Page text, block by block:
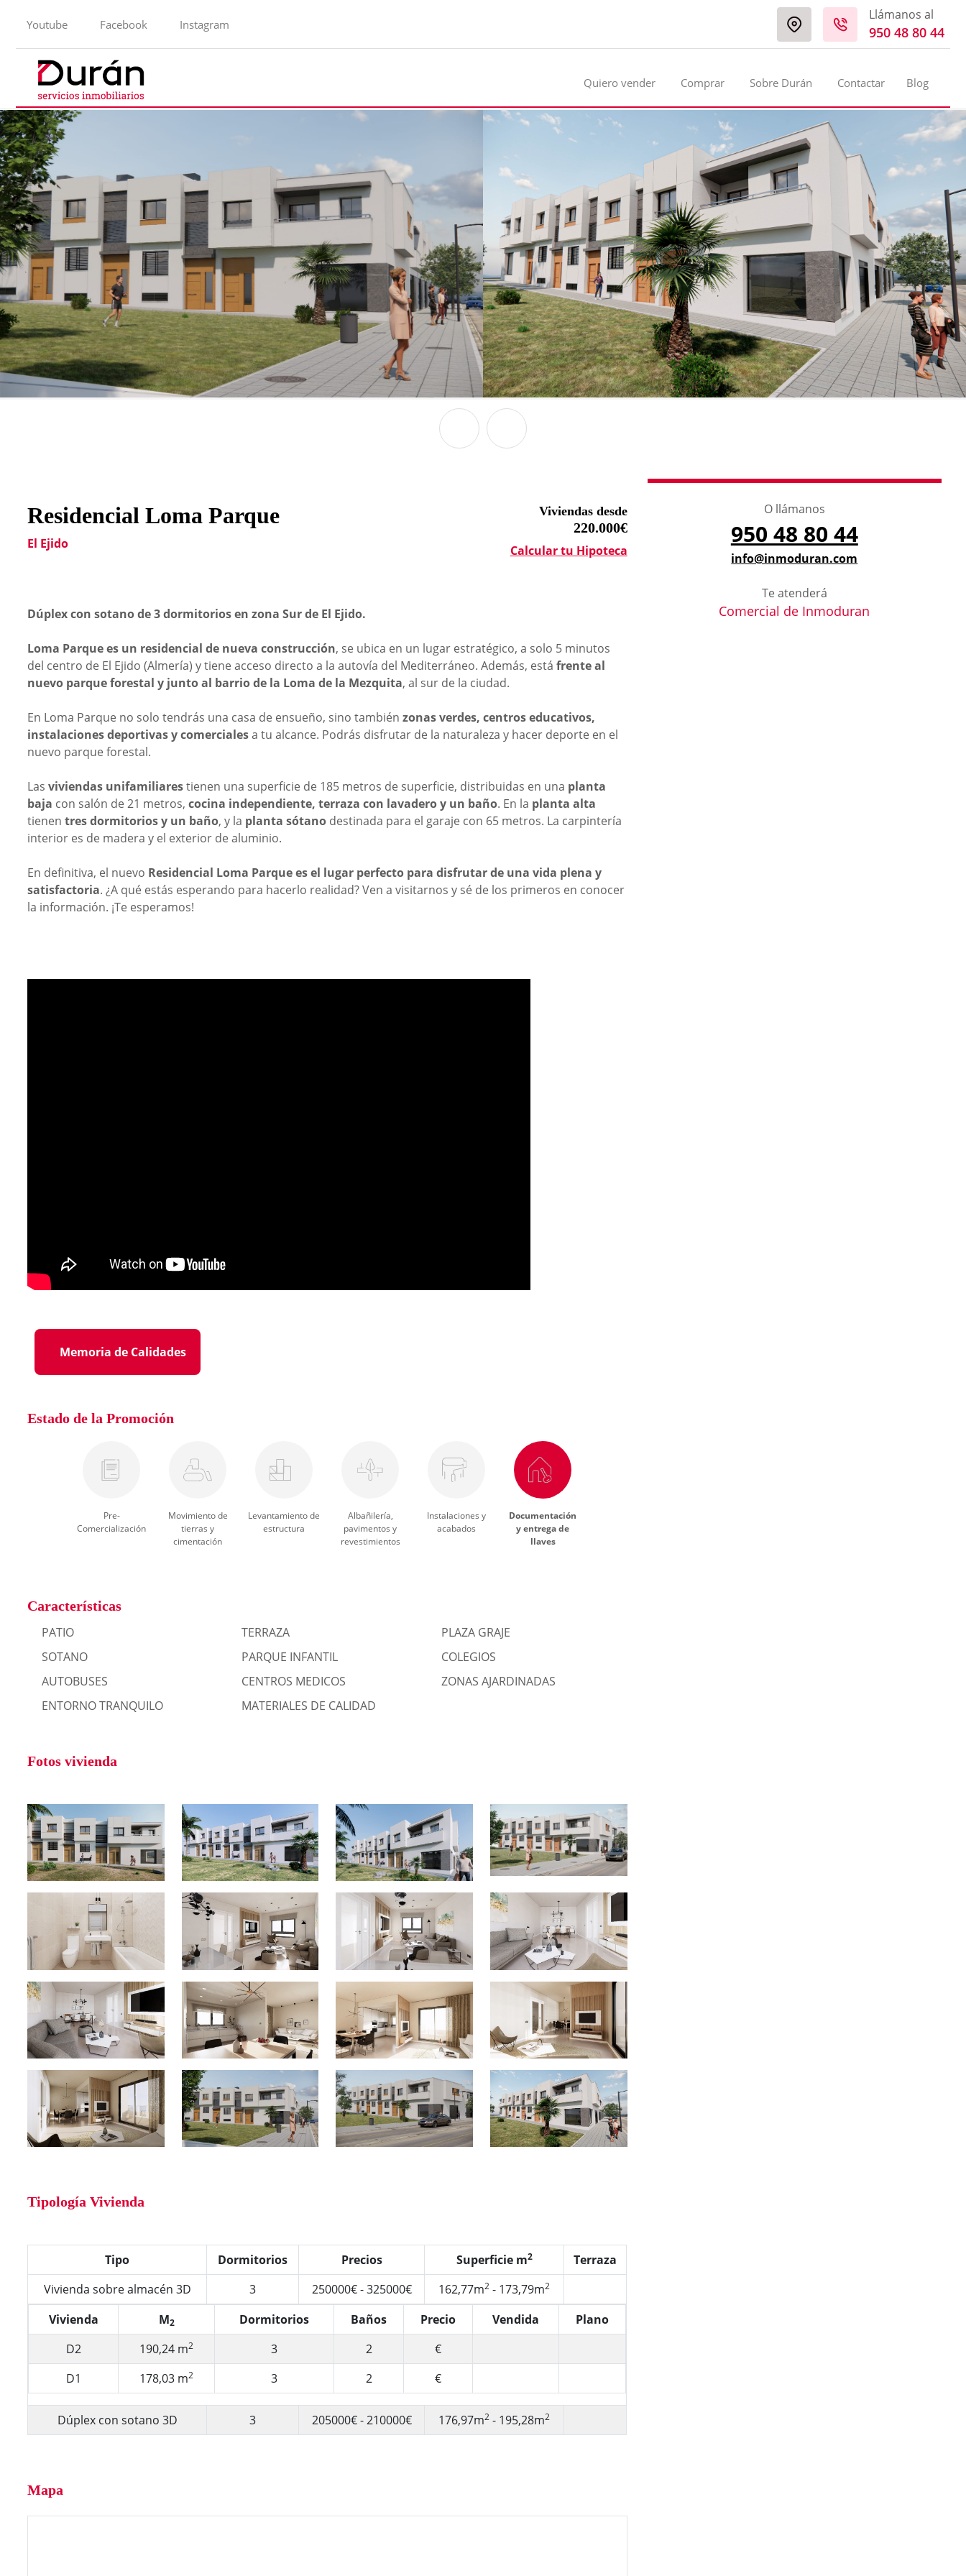
Youtube Facebook Instagram
Llámanos al
950 48 80 44
Quiero vender Comprar Sobre Durán Contactar Blog
Residencial Loma Parque
El Ejido
Viviendas desde
220.000€
Calcular tu Hipoteca
Dúplex con sotano de 3 dormitorios en zona Sur de El Ejido.
Loma Parque es un residencial de nueva construcción, se ubica en un lugar estratégico, a solo 5 minutos
del centro de El Ejido (Almería) y tiene acceso directo a la autovía del Mediterráneo. Además, está frente al
nuevo parque forestal y junto al barrio de la Loma de la Mezquita, al sur de la ciudad.
En Loma Parque no solo tendrás una casa de ensueño, sino también zonas verdes, centros educativos,
instalaciones deportivas y comercialesa tu alcance. Podrás disfrutar de la naturaleza y hacer deporte en el
nuevo parque forestal.
Las viviendas unifamiliarestienen una superficie de 185 metros de superficie, distribuidas en una planta
baja con salón de 21 metros, cocina independiente, terraza con lavadero y un baño. En la planta alta
tienen tres dormitorios y un baño, y la planta sótano destinada para el garaje con 65 metros. La carpintería
interior es de madera y el exterior de aluminio.
En definitiva, el nuevo Residencial Loma Parque es el lugar perfecto para disfrutar de una vida plena y
satisfactoria. ¿A qué estás esperando para hacerlo realidad? Ven a visitarnos y sé de los primeros en conocer
la información. ¡Te esperamos!
Memoria de Calidades
Estado de la Promoción
Pre-
Comercialización
Movimiento de
tierras y
cimentación
Levantamiento de
estructura
Albañilería,
pavimentos y
revestimientos
Instalaciones y
acabados
Documentación
y entrega de
llaves
Características
PATIO
TERRAZA
PLAZA GRAJE
SOTANO
PARQUE INFANTIL
COLEGIOS
AUTOBUSES
CENTROS MEDICOS
ZONAS AJARDINADAS
ENTORNO TRANQUILO
MATERIALES DE CALIDAD
Fotos vivienda
Tipología Vivienda
Tipo Dormitorios Precios Superficie m2
Terraza
Vivienda sobre almacén 3D
3 250000€ - 325000€ 162,77m2 - 173,79m2
Vivienda M2 Dormitorios Baños Precio Vendida
Plano
D2
190,24 m2 3 2
€
D1
178,03 m2 3 2 €
Dúplex con sotano 3D 3 205000€ - 210000€ 176,97m2 - 195,28m2
Mapa
O llámanos
950 48 80 44
info@inmoduran.com
Te atenderá
Comercial de Inmoduran